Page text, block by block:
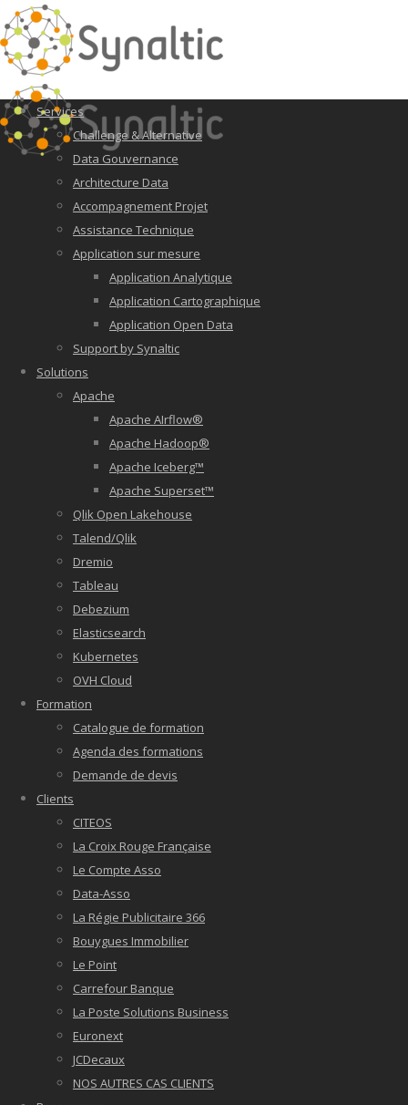
Services
Challenge & Alternative
Data Gouvernance
Architecture Data
Accompagnement Projet
Assistance Technique
Application sur mesure
Application Analytique
Application Cartographique
Application Open Data
Support by Synaltic
Solutions
Apache
Apache AIrflow®
Apache Hadoop®
Apache Iceberg™
Apache Superset™
Qlik Open Lakehouse
Talend/Qlik
Dremio
Tableau
Debezium
Elasticsearch
Kubernetes
OVH Cloud
Formation
Catalogue de formation
Agenda des formations
Demande de devis
Clients
CITEOS
La Croix Rouge Française
Le Compte Asso
Data-Asso
La Régie Publicitaire 366
Bouygues Immobilier
Le Point
Carrefour Banque
La Poste Solutions Business
Euronext
JCDecaux
NOS AUTRES CAS CLIENTS